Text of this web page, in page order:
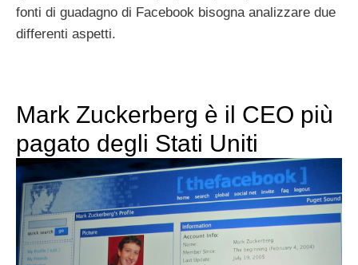
fonti di guadagno di Facebook bisogna analizzare due
differenti aspetti.
Mark Zuckerberg è il CEO più
pagato degli Stati Uniti